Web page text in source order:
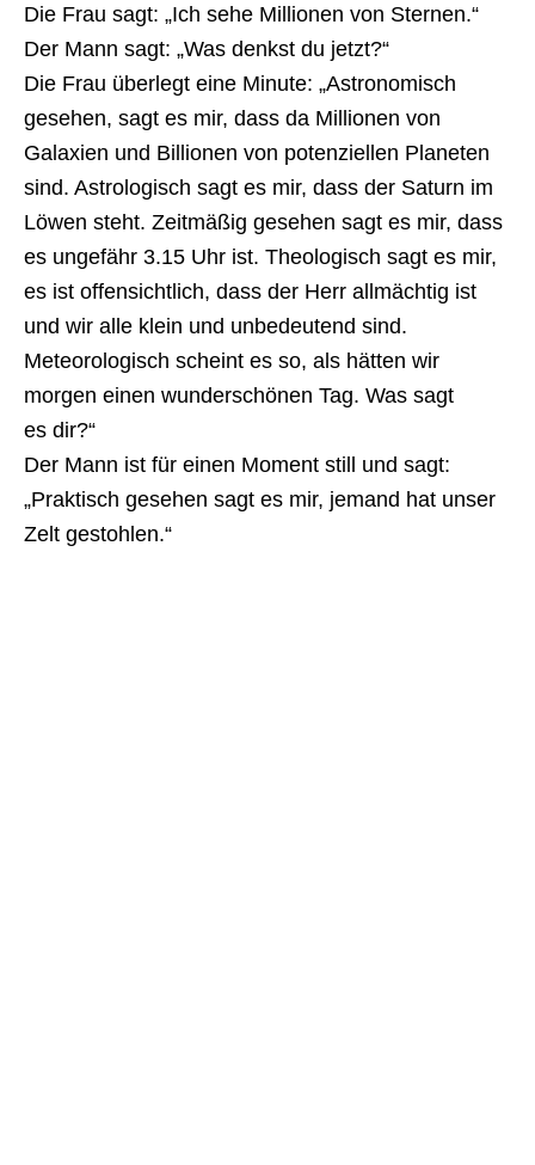
Die Frau sagt: „Ich sehe Millionen von Sternen.“
Der Mann sagt: „Was denkst du jetzt?“
Die Frau überlegt eine Minute: „Astronomisch
gesehen, sagt es mir, dass da Millionen von
Galaxien und Billionen von potenziellen Planeten
sind. Astrologisch sagt es mir, dass der Saturn im
Löwen steht. Zeitmäßig gesehen sagt es mir, dass
es ungefähr 3.15 Uhr ist. Theologisch sagt es mir,
es ist offensichtlich, dass der Herr allmächtig ist
und wir alle klein und unbedeutend sind.
Meteorologisch scheint es so, als hätten wir
morgen einen wunderschönen Tag. Was sagt
es dir?“
Der Mann ist für einen Moment still und sagt:
„Praktisch gesehen sagt es mir, jemand hat unser
Zelt gestohlen.“